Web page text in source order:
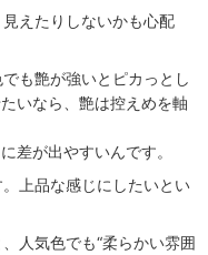
見えたりしないかも心配
も艶が強いとピカっとし
いなら、艶は控えめを軸
差が出やすいんです。
上品な感じにしたいとい
人気色でも“柔らかい雰囲